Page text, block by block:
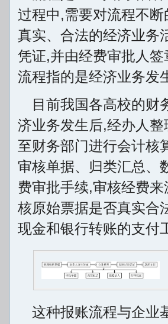
过程中,需要对流程不
真实、合法的经济业务
凭证,并由经费审批人
流程指的是经济业务发
目前我国各高校的财
济业务发生后,经办人
至财务部门进行会计核
审核单据、归类汇总、
费审批手续,审核经费
核原始票据是否真实
现金和银行转账的支付
这种报账流程与企业